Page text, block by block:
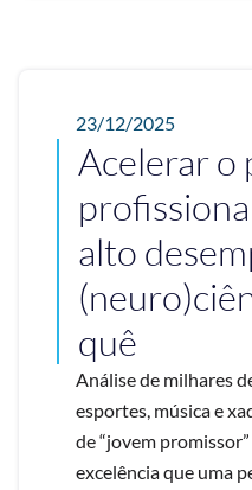
23/12/2025
Acelerar o
alto
quê
Análise de milhares
esportes, música e
de “jovem
excelência que uma